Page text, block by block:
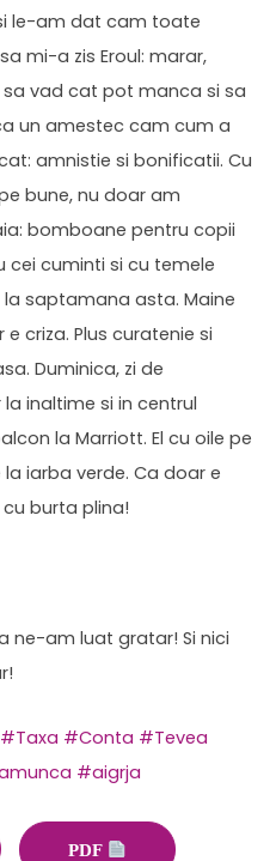
le-am dat cam toate
mi-a zis Eroul: marar,
vad cat pot manca si sa
un amestec cam cum a
amnistie si bonificatii. Cu
bune, nu doar am
bomboane pentru copii
cei cuminti si cu temele
saptamana asta. Maine
criza. Plus curatenie si
Duminica, zi de
inaltime si in centrul
la Marriott. El cu oile pe
iarba verde. Ca doar e
burta plina!
ne-am luat gratar! Si nici
#Taxa #Conta #Tevea
#aigrja
PDF